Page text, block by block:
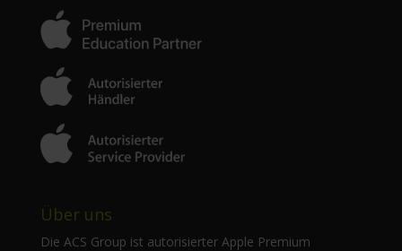
Über uns
Die ACS Group ist autorisierter Apple Premium